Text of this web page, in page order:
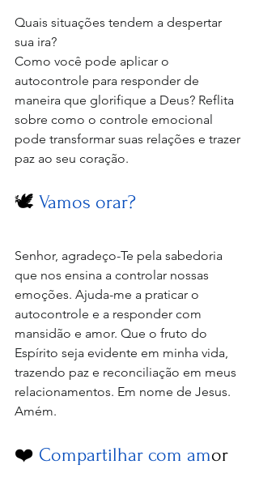
Quais situações tendem a despertar
sua ira?
Como você pode aplicar o
autocontrole para responder de
maneira que glorifique a Deus? Reflita
sobre como o controle emocional
pode transformar suas relações e trazer
paz ao seu coração.
🕊️ Vamos orar?
Senhor, agradeço-Te pela sabedoria
que nos ensina a controlar nossas
emoções. Ajuda-me a praticar o
autocontrole e a responder com
mansidão e amor. Que o fruto do
Espírito seja evidente em minha vida,
trazendo paz e reconciliação em meus
relacionamentos. Em nome de Jesus.
Amém.
❤️ Compartilhar com amor